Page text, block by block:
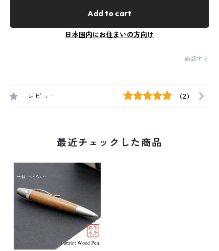
Add to cart
日本国内にお住まいの方向け
通報する
レビュー (2)
最近チェックした商品